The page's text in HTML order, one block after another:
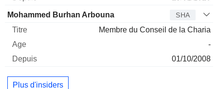
Mohammed Burhan Arbouna SHA
Membre du Conseil de la Charia
-
01/10/2008
Plus d'insiders